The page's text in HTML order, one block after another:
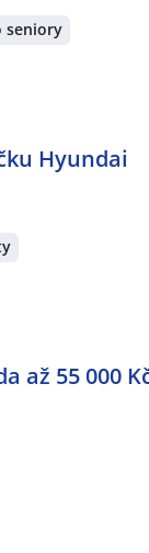
seniory
Hyundai
až 55 000